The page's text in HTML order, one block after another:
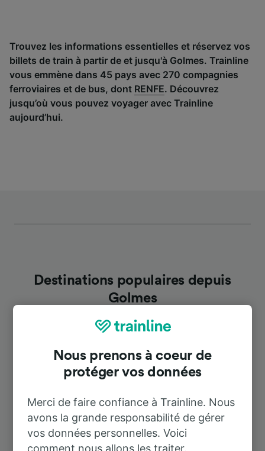
Trouvez les informations essentielles et réservez vos
billets de train à partir de et jusqu'à Golmes. Trainline
vous emmène dans 45 pays avec 270 compagnies
ferroviaires et de bus, dont RENFE. Découvrez
jusqu’où vous pouvez voyager avec Trainline
aujourd’hui.
Destinations populaires depuis
Golmes
À Mollerussa
À Lleida 23 m
À Barcelone
Nous prenons à coeur de
protéger vos données
Merci de faire confiance à Trainline. Nous
avons la grande responsabilité de gérer
vos données personnelles. Voici
comment nous allons les traiter.